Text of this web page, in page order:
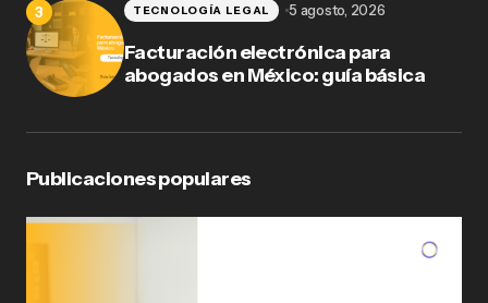
Facturación electrónica para
abogados en México: guía básica
TECNOLOGÍA LEGAL 5 agosto, 2026
Publicaciones populares